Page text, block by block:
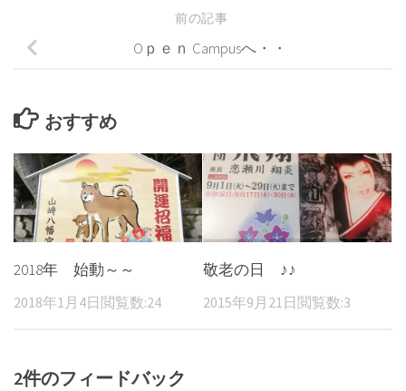
前の記事
Oｐｅｎ Campusへ・・
おすすめ
2018年 始動～～
2018年1月4日 閲覧数:24
敬老の日 ♪♪
2015年9月21日 閲覧数:3
2件のフィードバック